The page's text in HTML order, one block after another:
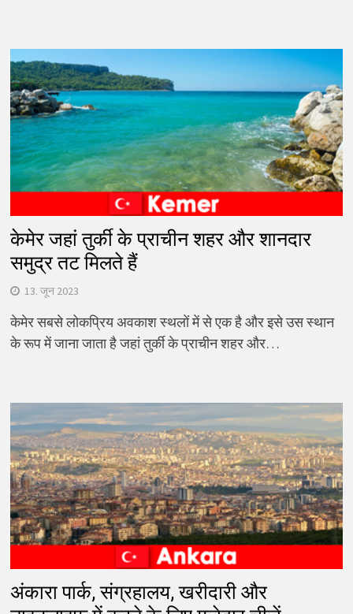
केमेर जहां तुर्की के प्राचीन शहर और शानदार
समुद्र तट मिलते हैं
13. जून 2023
केमेर सबसे लोकप्रिय अवकाश स्थलों में से एक है और इसे उस स्थान
के रूप में जाना जाता है जहां तुर्की के प्राचीन शहर और…
अंकारा पार्क, संग्रहालय, खरीदारी और